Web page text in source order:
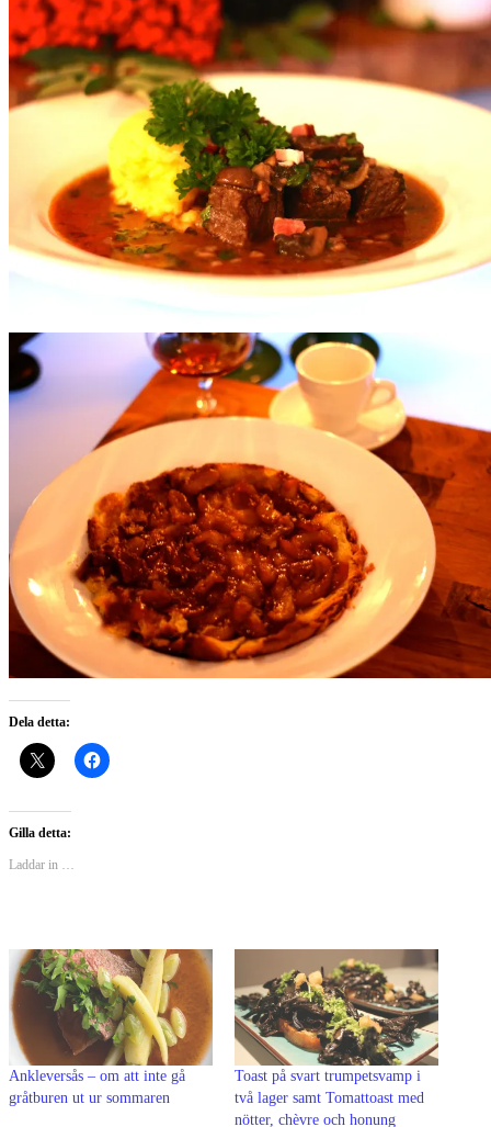
Dela detta:
Gilla detta:
Laddar in …
Ankleversås – om att inte gå
gråtburen ut ur sommaren
Toast på svart trumpetsvamp i
två lager samt Tomattoast med
nötter, chèvre och honung